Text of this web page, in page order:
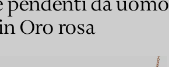
Tiffany.
Oro rosa